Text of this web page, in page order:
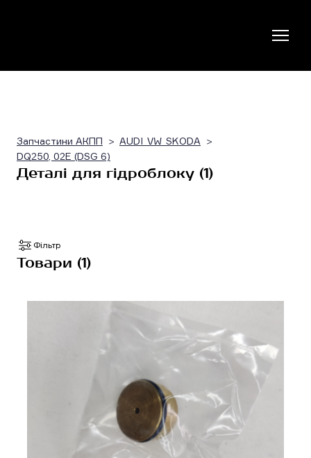
Запчастини АКПП
AUDI_VW_SKODA
DQ250, 02E (DSG 6)
Деталі для гідроблоку (1)
Фільтр
Товари (1)